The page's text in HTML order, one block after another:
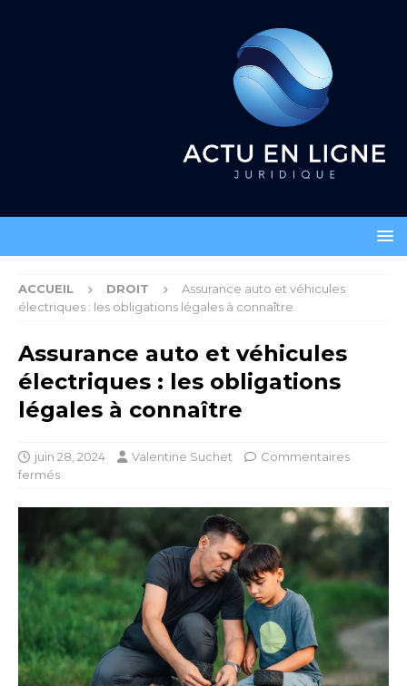
ACCUEIL DROIT
Assurance auto et véhicules
électriques : les obligations légales à connaître
Assurance auto et véhicules
électriques : les obligations
légales à connaître
juin 28, 2024 Valentine Suchet
Commentaires
fermés